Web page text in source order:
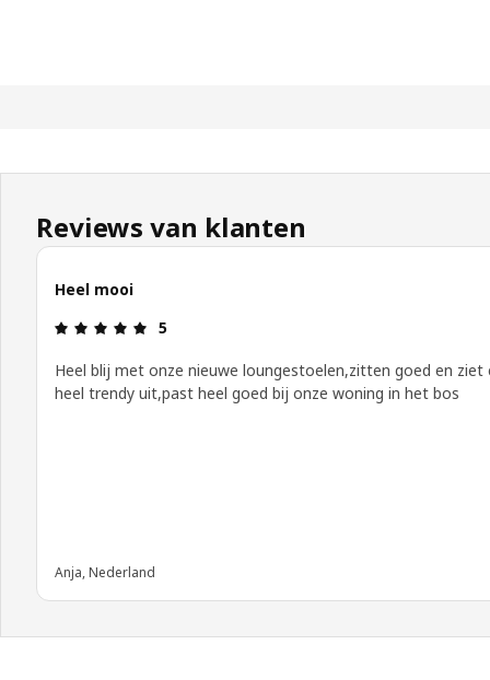
Reviews van klanten
Heel mooi
Review: 5 van 5 sterren.
5
Heel blij met onze nieuwe loungestoelen,zitten goed en ziet
heel trendy uit,past heel goed bij onze woning in het bos
Anja, Nederland